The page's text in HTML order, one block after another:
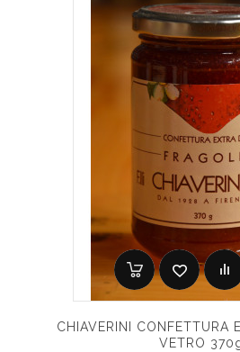
CHIAVERINI CONFETTURA
VETRO